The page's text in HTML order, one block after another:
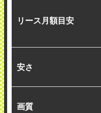
リース月額目安
安さ
画質